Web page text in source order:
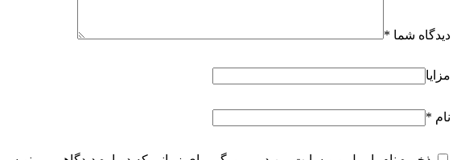
دیدگاه شما *
مزایا
نام *